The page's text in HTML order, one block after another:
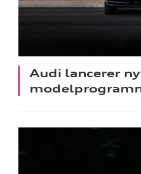
Audi lancerer